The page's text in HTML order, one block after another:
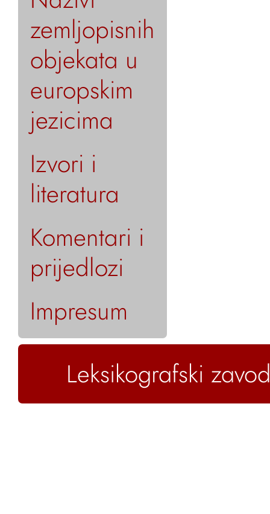
zemljopisnih
objekata u
europskim
jezicima
Izvori i
literatura
Komentari i
prijedlozi
Impresum
Leksikografski